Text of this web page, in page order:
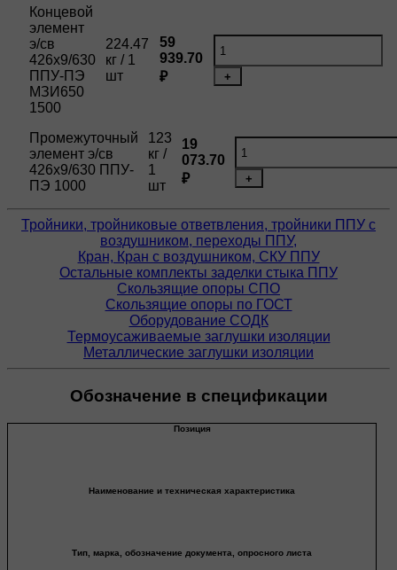
Концевой
элемент
э/св
426х9/630
ППУ-ПЭ
МЗИ650
1500
224.47
кг / 1
шт
59
939.70
₽
+
Промежуточный
элемент э/св
426х9/630 ППУ-
ПЭ 1000
123
кг /
1
шт
19
073.70
₽
+
Тройники, тройниковые ответвления, тройники ППУ с
воздушником, переходы ППУ,
Кран, Кран с воздушником, СКУ ППУ
Остальные комплекты заделки стыка ППУ
Скользящие опоры СПО
Скользящие опоры по ГОСТ
Оборудование СОДК
Термоусаживаемые заглушки изоляции
Металлические заглушки изоляции
Обозначение в спецификации
Позиция
Наименование и техническая характеристика
Тип, марка, обозначение документа, опросного листа